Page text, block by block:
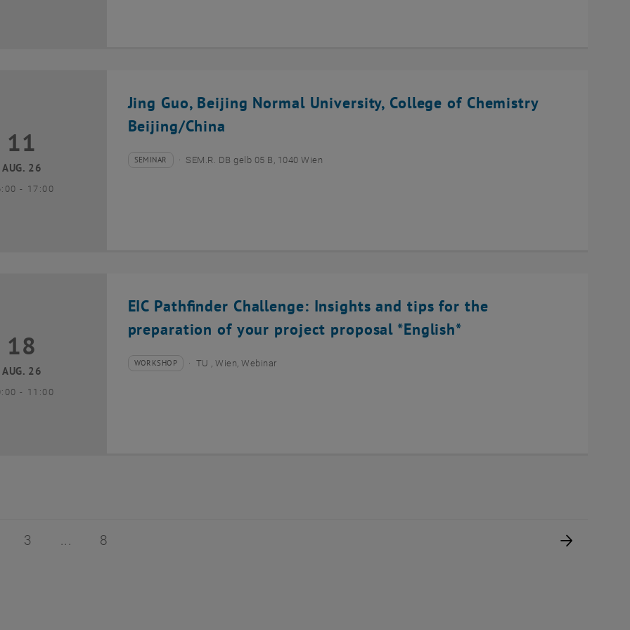
Jing Guo, Beijing Normal University, College of Chemistry
Beijing/China
August 2026
11
AUG. 26
- bis
17:00
Veranstaltungstyp:
SEMINAR
Veranstaltungsort:SEM.R. DB gelb 05 B, 1040 Wien
EIC Pathfinder Challenge: Insights and tips for the
preparation of your project proposal *English*
August 2026
18
AUG. 26
- bis
11:00
Veranstaltungstyp:
WORKSHOP
Veranstaltungsort:TU , Wien, Webinar
8
2 von 8
Seite 3 von 8
3 Seite 8 von 8
8